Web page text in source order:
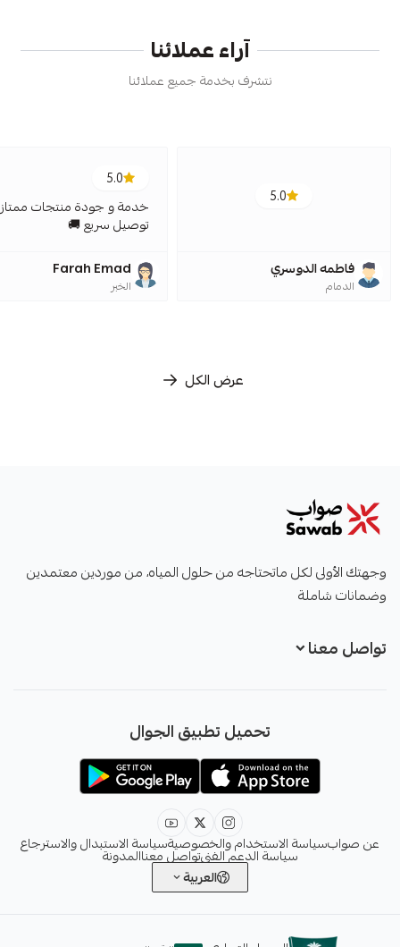
آراء عملائنا
نتشرف بخدمة جميع عملائنا
5.0
فاطمه الدوسري
الدمام
5.0
خدمة و جودة منتجات
توصيل سريع 🚚
Farah Emad
الخبر
عرض الكل
وجهتك الأولى لكل ماتحتاجه من حلول المياه، من موردين معتمدين
وضمانات شاملة
تواصل معنا
info@sawab.app
تحميل تطبيق الجوال
عن صوابسياسة الاستخدام والخصوصيةسياسة الاستبدال والاسترجاع
سياسة الدعم الفنيتواصل معناالمدونة
العربية